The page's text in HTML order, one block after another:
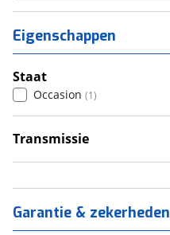
Eigenschappen
Staat
Occasion (1)
Transmissie
Garantie & zekerheden